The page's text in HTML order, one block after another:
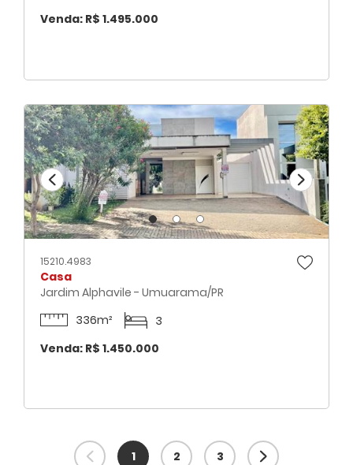
Venda: R$ 1.495.000
15210.4983
Casa
Jardim Alphavile - Umuarama/PR
336m²
3
Venda: R$ 1.450.000
1 2 3